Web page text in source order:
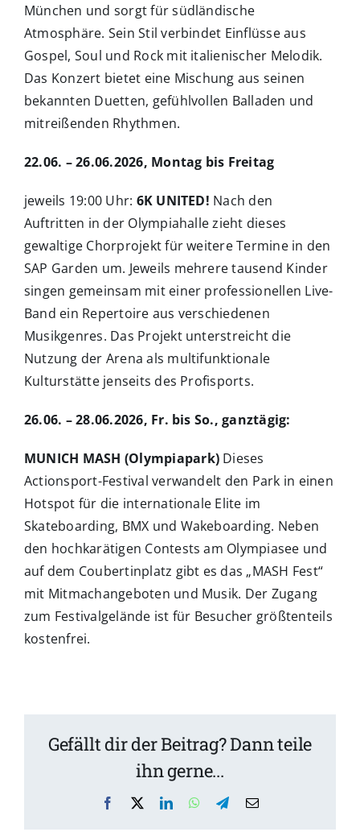
München und sorgt für südländische
Atmosphäre. Sein Stil verbindet Einflüsse aus
Gospel, Soul und Rock mit italienischer Melodik.
Das Konzert bietet eine Mischung aus seinen
bekannten Duetten, gefühlvollen Balladen und
mitreißenden Rhythmen.
22.06. – 26.06.2026, Montag bis Freitag
jeweils 19:00 Uhr: 6K UNITED! Nach den
Auftritten in der Olympiahalle zieht dieses
gewaltige Chorprojekt für weitere Termine in den
SAP Garden um. Jeweils mehrere tausend Kinder
singen gemeinsam mit einer professionellen Live-
Band ein Repertoire aus verschiedenen
Musikgenres. Das Projekt unterstreicht die
Nutzung der Arena als multifunktionale
Kulturstätte jenseits des Profisports.
26.06. – 28.06.2026, Fr. bis So., ganztägig:
MUNICH MASH (Olympiapark)Dieses
Actionsport-Festival verwandelt den Park in einen
Hotspot für die internationale Elite im
Skateboarding, BMX und Wakeboarding. Neben
den hochkarätigen Contests am Olympiasee und
auf dem Coubertinplatz gibt es das „MASH Fest“
mit Mitmachangeboten und Musik. Der Zugang
zum Festivalgelände ist für Besucher größtenteils
kostenfrei.
Gefällt dir der Beitrag? Dann teile
ihn gerne...
Facebook
X LinkedInWhatsApp
TelegramEmail